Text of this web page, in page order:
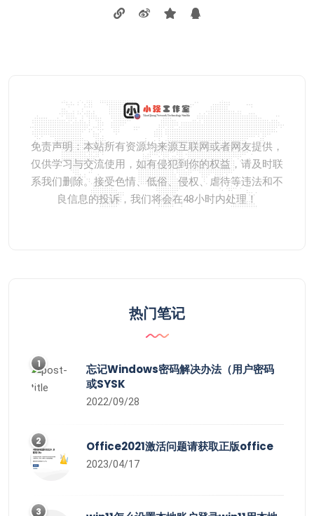
免责声明：本站所有资源均来源互联网或者网友提供，
仅供学习与交流使用，如有侵犯到你的权益，请及时联
系我们删除。接受色情、低俗、侵权、虐待等违法和不
良信息的投诉，我们将会在48小时内处理！
热门笔记
1
忘记Windows密码解决办法（用户密码
或SYSK
2022/09/28
2 Office2021激活问题请获取正版office
2023/04/17
3